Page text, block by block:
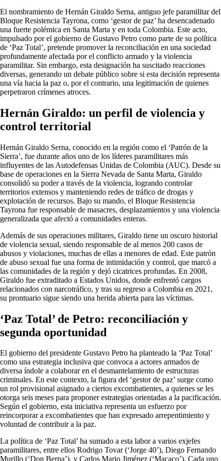
El nombramiento de Hernán Giraldo Serna, antiguo jefe paramilitar del
Bloque Resistencia Tayrona, como ‘gestor de paz’ ha desencadenado
una fuerte polémica en Santa Marta y en toda Colombia. Este acto,
impulsado por el gobierno de Gustavo Petro como parte de su política
de ‘Paz Total’, pretende promover la reconciliación en una sociedad
profundamente afectada por el conflicto armado y la violencia
paramilitar. Sin embargo, esta designación ha suscitado reacciones
diversas, generando un debate público sobre si esta decisión representa
una vía hacia la paz o, por el contrario, una legitimación de quienes
perpetraron crímenes atroces.
Hernán Giraldo: un perfil de violencia y
control territorial
Hernán Giraldo Serna, conocido en la región como el ‘Patrón de la
Sierra’, fue durante años uno de los líderes paramilitares más
influyentes de las Autodefensas Unidas de Colombia (AUC). Desde su
base de operaciones en la Sierra Nevada de Santa Marta, Giraldo
consolidó su poder a través de la violencia, logrando controlar
territorios extensos y manteniendo redes de tráfico de drogas y
explotación de recursos. Bajo su mando, el Bloque Resistencia
Tayrona fue responsable de masacres, desplazamientos y una violencia
generalizada que afectó a comunidades enteras.
Además de sus operaciones militares, Giraldo tiene un oscuro historial
de violencia sexual, siendo responsable de al menos 200 casos de
abusos y violaciones, muchas de ellas a menores de edad. Este patrón
de abuso sexual fue una forma de intimidación y control, que marcó a
las comunidades de la región y dejó cicatrices profundas. En 2008,
Giraldo fue extraditado a Estados Unidos, donde enfrentó cargos
relacionados con narcotráfico, y tras su regreso a Colombia en 2021,
su prontuario sigue siendo una herida abierta para las víctimas.
‘Paz Total’ de Petro: reconciliación y
segunda oportunidad
El gobierno del presidente Gustavo Petro ha planteado la ‘Paz Total’
como una estrategia inclusiva que convoca a actores armados de
diversa índole a colaborar en el desmantelamiento de estructuras
criminales. En este contexto, la figura del ‘gestor de paz’ surge como
un rol provisional asignado a ciertos excombatientes, a quienes se les
otorga seis meses para proponer estrategias orientadas a la pacificación.
Según el gobierno, esta iniciativa representa un esfuerzo por
reincorporar a excombatientes que han expresado arrepentimiento y
voluntad de contribuir a la paz.
La política de ‘Paz Total’ ha sumado a esta labor a varios exjefes
paramilitares, entre ellos Rodrigo Tovar (‘Jorge 40’), Diego Fernando
Murillo (‘Don Berna’), y Carlos Mario Jiménez (‘Macaco’). Cada uno